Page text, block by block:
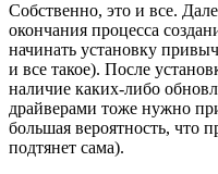
Собственно, это и все.
окончания процесса
начинать установку
и все такое). После
наличие каких-либо
драйверами тоже нужно
большая вероятность, что
подтянет сама).